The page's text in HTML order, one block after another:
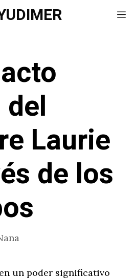
Laurie
de los
un poder significativo